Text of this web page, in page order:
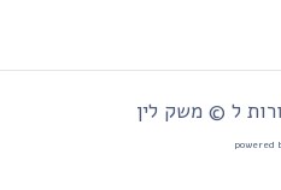
ל © משק לין